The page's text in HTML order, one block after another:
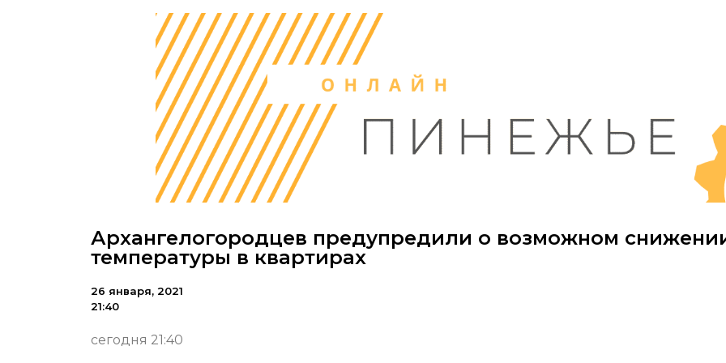
Архангелогородцев предупредили о возможном
температуры в квартирах
26 января, 2021
21:40
сегодня 21:40